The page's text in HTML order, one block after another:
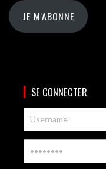
JE M'ABONNE
SE CONNECTER